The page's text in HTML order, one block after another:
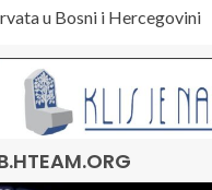
u Bosni i Hercegovini